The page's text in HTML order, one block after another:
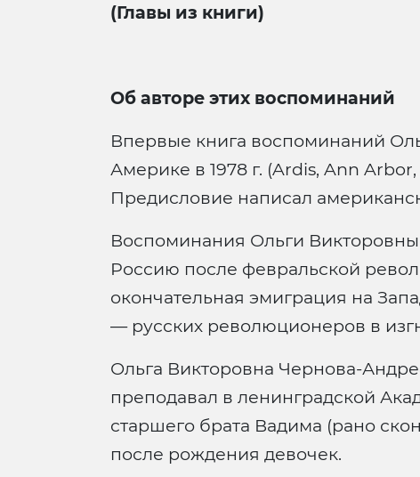
(Главы из книги)
Об авторе этих воспоминаний
Впервые книга воспоминаний
Америке в 1978 г. (Ardis, Ann
Предисловие написал
Воспоминания Ольги Викторовны
Россию после февральской
окончательная эмиграция на
— русских революционеров в
Ольга Викторовна Чернова-
преподавал в ленинградской
старшего брата Вадима (рано
после рождения девочек.